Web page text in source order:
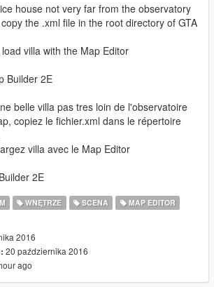
house not very far from the observatory
the .xml file in the root directory of GTA
villa with the Map Editor
Builder 2E
belle villa pas tres loin de l'observatoire
copiez le fichier.xml dans le répertoire
villa avec le Map Editor
2E
WNĘTRZE SCENA MAP EDITOR
2016
20 października 2016
ago